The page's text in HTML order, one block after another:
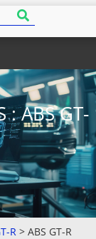
: ABS GT-
R > ABS GT-R